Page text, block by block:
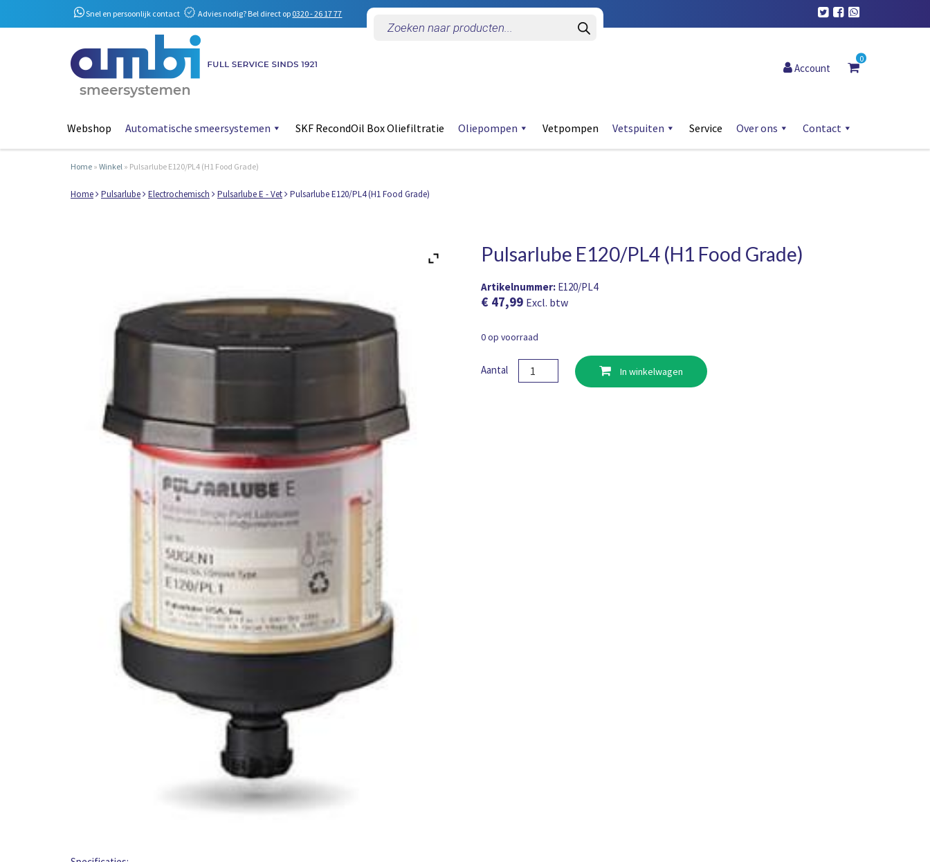
Snel en persoonlijk contact Advies nodig? Bel direct op 0320 - 26 17 77
zoeken
Account
0
Webshop Automatische smeersystemen SKF RecondOil Box Oliefiltratie Oliepompen Vetpompen Vetspuiten Service Over ons Contact
Home » Winkel » Pulsarlube E120/PL4 (H1 Food Grade)
Home Pulsarlube Electrochemisch Pulsarlube E - Vet Pulsarlube E120/PL4 (H1 Food Grade)
Pulsarlube E120/PL4 (H1 Food Grade)
Artikelnummer: E120/PL4
€47,99 Excl. btw
0 op voorraad
Aantal
Pulsarlube
E120/PL4
In winkelwagen